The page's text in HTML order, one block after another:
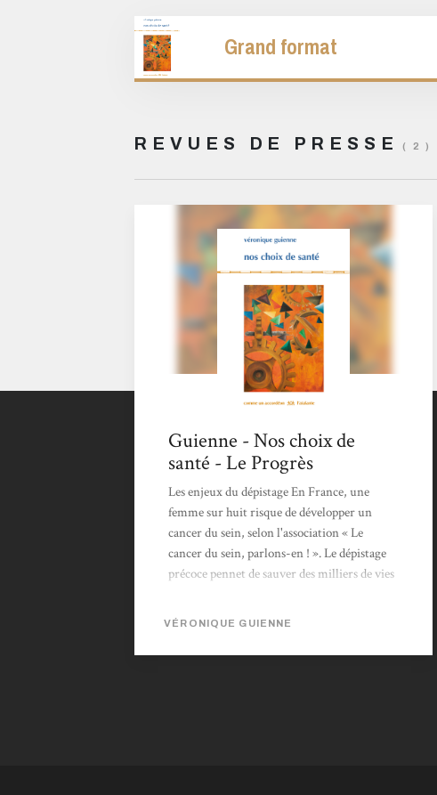
Grand format
REVUES DE PRESSE ( 2 )
Guienne - Nos choix de
santé - Le Progrès
Les enjeux du dépistage En France, une
femme sur huit risque de développer un
cancer du sein, selon l'association « Le
cancer du sein, parlons-en ! ». Le dépistage
précoce pennet de sauver des milliers de vies
du sein était le cancer tëminin le plus
Il était aussi la première cause de décès par
VÉRONIQUE GUIENNE